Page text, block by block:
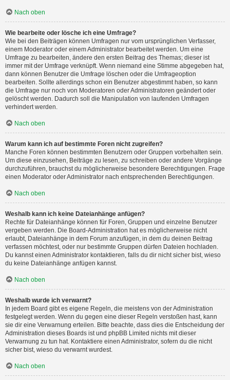
Nach oben
Wie bearbeite oder lösche ich eine Umfrage?
Wie bei den Beiträgen können Umfragen nur vom ursprünglichen Verfasser,
einem Moderator oder einem Administrator bearbeitet werden. Um eine
Umfrage zu bearbeiten, ändere den ersten Beitrag des Themas; dieser ist
immer mit der Umfrage verknüpft. Wenn niemand eine Stimme abgegeben hat,
dann können Benutzer die Umfrage löschen oder die Umfrageoption
bearbeiten. Sollte allerdings schon ein Benutzer abgestimmt haben, so kann
die Umfrage nur noch von Moderatoren oder Administratoren geändert oder
gelöscht werden. Dadurch soll die Manipulation von laufenden Umfragen
verhindert werden.
Nach oben
Warum kann ich auf bestimmte Foren nicht zugreifen?
Manche Foren können bestimmten Benutzern oder Gruppen vorbehalten sein.
Um diese einzusehen, Beiträge zu lesen, zu schreiben oder andere Vorgänge
durchzuführen, brauchst du möglicherweise besondere Berechtigungen. Frage
einen Moderator oder Administrator nach entsprechenden Berechtigungen.
Nach oben
Weshalb kann ich keine Dateianhänge anfügen?
Rechte für Dateianhänge können für Foren, Gruppen und einzelne Benutzer
vergeben werden. Die Board-Administration hat es möglicherweise nicht
erlaubt, Dateianhänge in dem Forum anzufügen, in dem du deinen Beitrag
verfassen möchtest, oder nur bestimmte Gruppen dürfen Dateien hochladen.
Du kannst einen Administrator kontaktieren, falls du dir nicht sicher bist, wieso
du keine Dateianhänge anfügen kannst.
Nach oben
Weshalb wurde ich verwarnt?
In jedem Board gibt es eigene Regeln, die meistens von der Administration
festgelegt werden. Wenn du gegen eine dieser Regeln verstoßen hast, kann
sie dir eine Verwarnung erteilen. Bitte beachte, dass dies die Entscheidung der
Administration dieses Boards ist und phpBB Limited nichts mit dieser
Verwarnung zu tun hat. Kontaktiere einen Administrator, sofern du die nicht
sicher bist, wieso du verwarnt wurdest.
Nach oben